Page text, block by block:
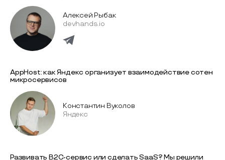
Алексей Рыбак
devhands.io
AppHost: как Яндекс организует взаимодействие сотен
микросервисов
Константин Вуколов
Яндекс
Развивать B2C-сервис или сделать SaaS? Мы решили